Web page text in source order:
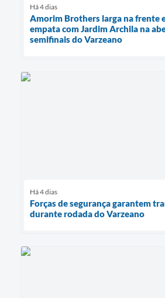
Há 4 dias
Amorim Brothers larga na frente
empata com Jardim Archila na
semifinais do Varzeano
Há 4 dias
Forças de segurança garantem
durante rodada do Varzeano